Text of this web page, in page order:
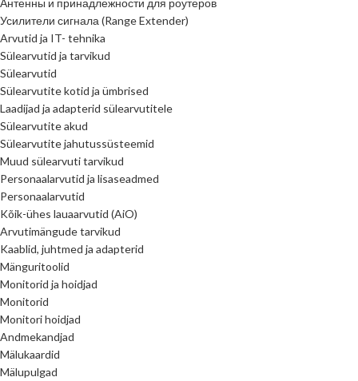
Антенны и принадлежности для роутеров
Усилители сигнала (Range Extender)
Arvutid ja IT- tehnika
Sülearvutid ja tarvikud
Sülearvutid
Sülearvutite kotid ja ümbrised
Laadijad ja adapterid sülearvutitele
Sülearvutite akud
Sülearvutite jahutussüsteemid
Muud sülearvuti tarvikud
Personaalarvutid ja lisaseadmed
Personaalarvutid
Kõik-ühes lauaarvutid (AiO)
Arvutimängude tarvikud
Kaablid, juhtmed ja adapterid
Mänguritoolid
Monitorid ja hoidjad
Monitorid
Monitori hoidjad
Andmekandjad
Mälukaardid
Mälupulgad